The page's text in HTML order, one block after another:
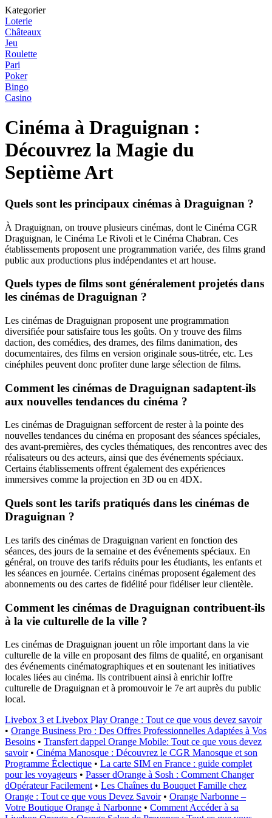
Kategorier
Loterie
Châteaux
Jeu
Roulette
Pari
Poker
Bingo
Casino
Cinéma à Draguignan :
Découvrez la Magie du
Septième Art
Quels sont les principaux cinémas à Draguignan ?
À Draguignan, on trouve plusieurs cinémas, dont le Cinéma CGR
Draguignan, le Cinéma Le Rivoli et le Cinéma Chabran. Ces
établissements proposent une programmation variée, des films grand
public aux productions plus indépendantes et art house.
Quels types de films sont généralement projetés dans
les cinémas de Draguignan ?
Les cinémas de Draguignan proposent une programmation
diversifiée pour satisfaire tous les goûts. On y trouve des films
daction, des comédies, des drames, des films danimation, des
documentaires, des films en version originale sous-titrée, etc. Les
cinéphiles peuvent donc profiter dune large sélection de films.
Comment les cinémas de Draguignan sadaptent-ils
aux nouvelles tendances du cinéma ?
Les cinémas de Draguignan sefforcent de rester à la pointe des
nouvelles tendances du cinéma en proposant des séances spéciales,
des avant-premières, des cycles thématiques, des rencontres avec des
réalisateurs ou des acteurs, ainsi que des événements spéciaux.
Certains établissements offrent également des expériences
immersives comme la projection en 3D ou en 4DX.
Quels sont les tarifs pratiqués dans les cinémas de
Draguignan ?
Les tarifs des cinémas de Draguignan varient en fonction des
séances, des jours de la semaine et des événements spéciaux. En
général, on trouve des tarifs réduits pour les étudiants, les enfants et
les séances en journée. Certains cinémas proposent également des
abonnements ou des cartes de fidélité pour fidéliser leur clientèle.
Comment les cinémas de Draguignan contribuent-ils
à la vie culturelle de la ville ?
Les cinémas de Draguignan jouent un rôle important dans la vie
culturelle de la ville en proposant des films de qualité, en organisant
des événements cinématographiques et en soutenant les initiatives
locales liées au cinéma. Ils contribuent ainsi à enrichir loffre
culturelle de Draguignan et à promouvoir le 7e art auprès du public
local.
Livebox 3 et Livebox Play Orange : Tout ce que vous devez savoir
• Orange Business Pro : Des Offres Professionnelles Adaptées à Vos
Besoins • Transfert dappel Orange Mobile: Tout ce que vous devez
savoir• Cinéma Manosque : Découvrez le CGR Manosque et son
Programme Éclectique • La carte SIM en France : guide complet
pour les voyageurs • Passer dOrange à Sosh : Comment Changer
dOpérateur Facilement • Les Chaînes du Bouquet Famille chez
Orange : Tout ce que vous Devez Savoir• Orange Narbonne –
Votre Boutique Orange à Narbonne • Comment Accéder à sa